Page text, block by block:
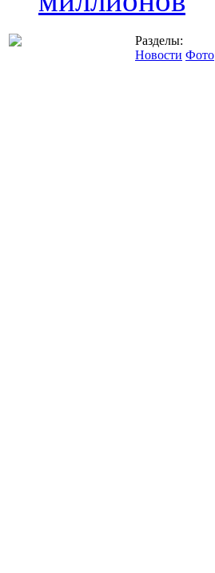
Разделы:
Новости Фото